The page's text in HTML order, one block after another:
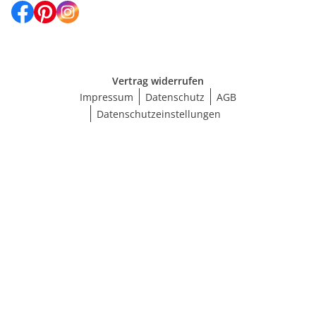
Vertrag widerrufen
Impressum
Datenschutz
AGB
Datenschutzeinstellungen